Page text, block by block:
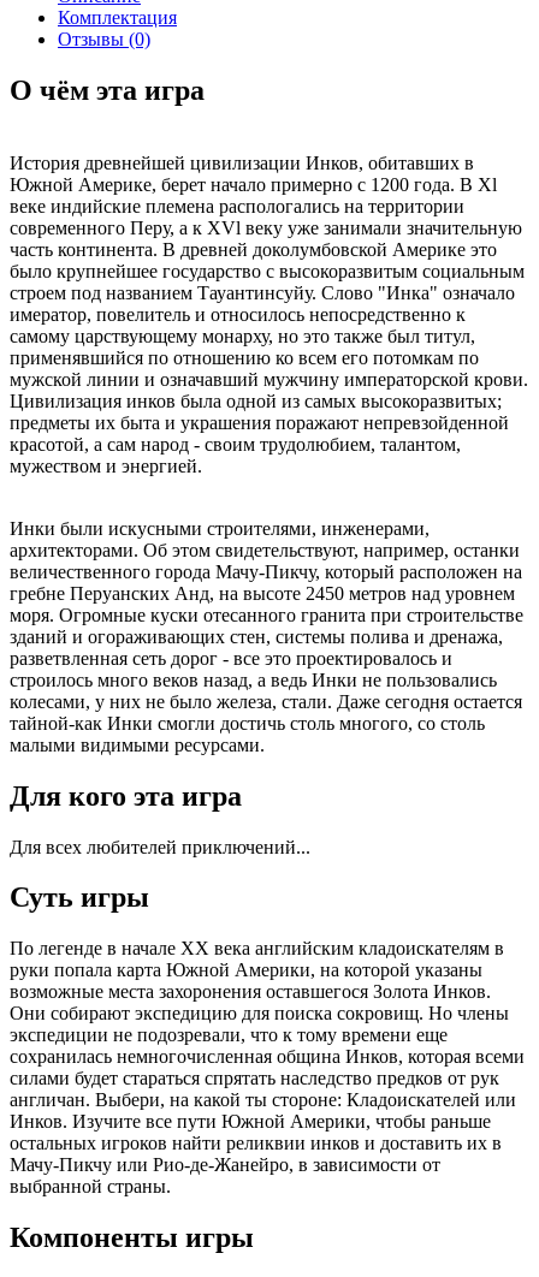
Комплектация
Отзывы (0)
О чём эта игра
История древнейшей цивилизации Инков, обитавших в
Южной Америке, берет начало примерно с 1200 года. В Xl
веке индийские племена распологались на территории
современного Перу, а к XVl веку уже занимали значительную
часть континента. В древней доколумбовской Америке это
было крупнейшее государство с высокоразвитым социальным
строем под названием Тауантинсуйу. Слово "Инка" означало
имератор, повелитель и относилось непосредственно к
самому царствующему монарху, но это также был титул,
применявшийся по отношению ко всем его потомкам по
мужской линии и означавший мужчину императорской крови.
Цивилизация инков была одной из самых высокоразвитых;
предметы их быта и украшения поражают непревзойденной
красотой, а сам народ - своим трудолюбием, талантом,
мужеством и энергией.
Инки были искусными строителями, инженерами,
архитекторами. Об этом свидетельствуют, например, останки
величественного города Мачу-Пикчу, который расположен на
гребне Перуанских Анд, на высоте 2450 метров над уровнем
моря. Огромные куски отесанного гранита при строительстве
зданий и огораживающих стен, системы полива и дренажа,
разветвленная сеть дорог - все это проектировалось и
строилось много веков назад, а ведь Инки не пользовались
колесами, у них не было железа, стали. Даже сегодня остается
тайной-как Инки смогли достичь столь многого, со столь
малыми видимыми ресурсами.
Для кого эта игра
Для всех любителей приключений...
Суть игры
По легенде в начале ХХ века английским кладоискателям в
руки попала карта Южной Америки, на которой указаны
возможные места захоронения оставшегося Золота Инков.
Они собирают экспедицию для поиска сокровищ. Но члены
экспедиции не подозревали, что к тому времени еще
сохранилась немногочисленная община Инков, которая всеми
силами будет стараться спрятать наследство предков от рук
англичан. Выбери, на какой ты стороне: Кладоискателей или
Инков. Изучите все пути Южной Америки, чтобы раньше
остальных игроков найти реликвии инков и доставить их в
Мачу-Пикчу или Рио-де-Жанейро, в зависимости от
выбранной страны.
Компоненты игры